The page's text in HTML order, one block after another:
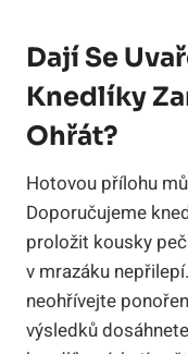
Dají Se
Knedlíky
Ohřát?
Hotovou přílohu
Doporučujeme
proložit kousky
v mrazáku
neohřívejte
výsledků